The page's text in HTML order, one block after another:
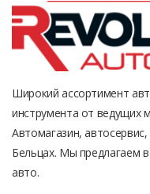
Широкий ассортимент
инструмента от ведущих
Автомагазин,
Бельцах. Мы предлагаем
авто.